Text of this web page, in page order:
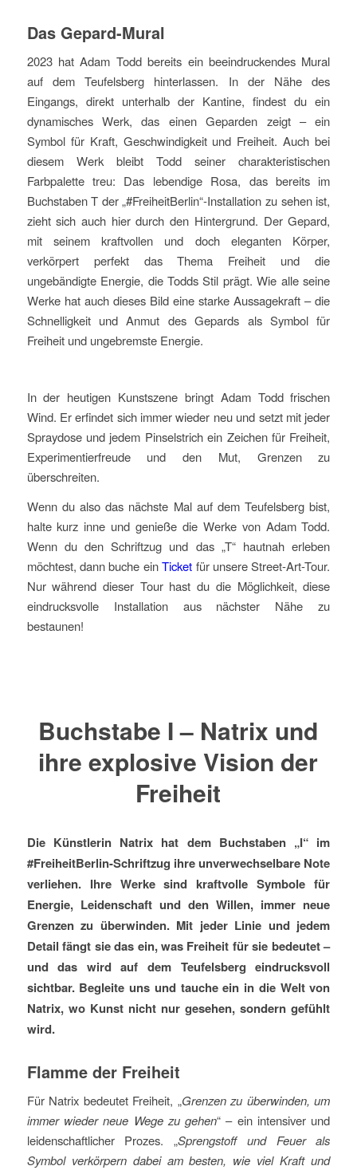
Das Gepard-Mural
2023 hat Adam Todd bereits ein beeindruckendes Mural
auf dem Teufelsberg hinterlassen. In der Nähe des
Eingangs, direkt unterhalb der Kantine, findest du ein
dynamisches Werk, das einen Geparden zeigt – ein
Symbol für Kraft, Geschwindigkeit und Freiheit. Auch bei
diesem Werk bleibt Todd seiner charakteristischen
Farbpalette treu: Das lebendige Rosa, das bereits im
Buchstaben T der „#FreiheitBerlin“-Installation zu sehen ist,
zieht sich auch hier durch den Hintergrund. Der Gepard,
mit seinem kraftvollen und doch eleganten Körper,
verkörpert perfekt das Thema Freiheit und die
ungebändigte Energie, die Todds Stil prägt. Wie alle seine
Werke hat auch dieses Bild eine starke Aussagekraft – die
Schnelligkeit und Anmut des Gepards als Symbol für
Freiheit und ungebremste Energie.
In der heutigen Kunstszene bringt Adam Todd frischen
Wind. Er erfindet sich immer wieder neu und setzt mit jeder
Spraydose und jedem Pinselstrich ein Zeichen für Freiheit,
Experimentierfreude und den Mut, Grenzen zu
überschreiten.
Wenn du also das nächste Mal auf dem Teufelsberg bist,
halte kurz inne und genieße die Werke von Adam Todd.
Wenn du den Schriftzug und das „T“ hautnah erleben
möchtest, dann buche einTicket für unsere Street-Art-Tour.
Nur während dieser Tour hast du die Möglichkeit, diese
eindrucksvolle Installation aus nächster Nähe zu
bestaunen!
Buchstabe I – Natrix und
ihre explosive Vision der
Freiheit
Die Künstlerin Natrix hat dem Buchstaben „I“ im
#FreiheitBerlin-Schriftzug ihre unverwechselbare Note
verliehen. Ihre Werke sind kraftvolle Symbole für
Energie, Leidenschaft und den Willen, immer neue
Grenzen zu überwinden. Mit jeder Linie und jedem
Detail fängt sie das ein, was Freiheit für sie bedeutet –
und das wird auf dem Teufelsberg eindrucksvoll
sichtbar. Begleite uns und tauche ein in die Welt von
Natrix, wo Kunst nicht nur gesehen, sondern gefühlt
wird.
Flamme der Freiheit
Für Natrix bedeutet Freiheit, „Grenzen zu überwinden, um
immer wieder neue Wege zu gehen“ – ein intensiver und
leidenschaftlicher Prozes. „Sprengstoff und Feuer als
Symbol verkörpern dabei am besten, wie viel Kraft und